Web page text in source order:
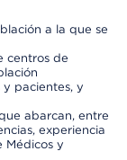
a la que se
centros de
y pacientes, y
abarcan, entre
experiencia
Médicos y